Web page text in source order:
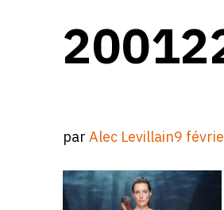
parAlec Levillain9